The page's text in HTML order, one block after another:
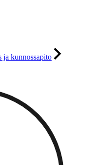
ja kunnossapito